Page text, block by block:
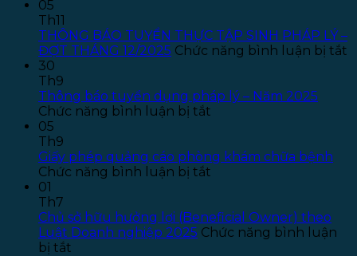
tuyển
dụng
–
Đợt
05
Th11
THÔNG BÁO TUYỂN THỰC TẬP SINH PHÁP LÝ –
ĐỢT THÁNG 12/2025 Chức năng bình luận bị tắt
30
Th9
Thông báo tuyển dụng pháp lý – Năm 2025
Chức năng bình luận bị tắt
tuyển
–
Năm
05
Th9
Giấy phép quảng cáo phòng khám chữa bệnh
Chức năng bình luận bị tắt
quảng
cáo
01
Th7
Chủ sở hữu hưởng lợi (Beneficial Owner) theo
Luật Doanh nghiệp 2025 Chức năng bình luận
bị tắt